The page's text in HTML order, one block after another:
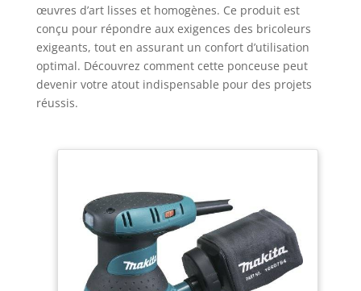
œuvres d’art lisses et homogènes. Ce produit est
conçu pour répondre aux exigences des bricoleurs
exigeants, tout en assurant un confort d’utilisation
optimal. Découvrez comment cette ponceuse peut
devenir votre atout indispensable pour des projets
réussis.